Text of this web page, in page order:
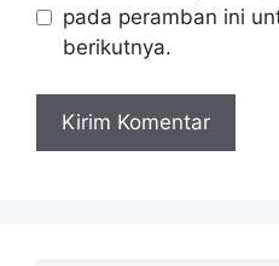
pada peramban ini
berikutnya.